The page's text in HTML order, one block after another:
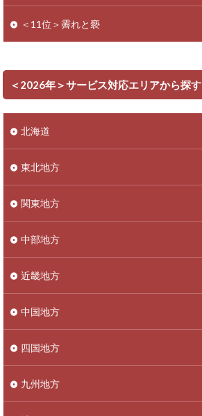
＜11位＞霽れと褻
＜2026年＞サービス対応エリアから探す
北海道
東北地方
関東地方
中部地方
近畿地方
中国地方
四国地方
九州地方